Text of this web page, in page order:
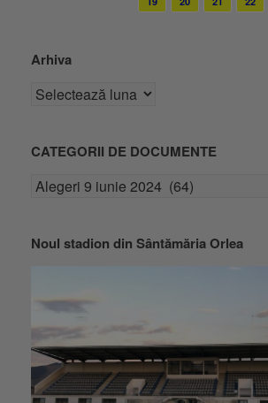
Arhiva
CATEGORII DE DOCUMENTE
Noul stadion din Sântămăria Orlea